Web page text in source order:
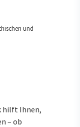
und
hilft Ihnen,
– ob